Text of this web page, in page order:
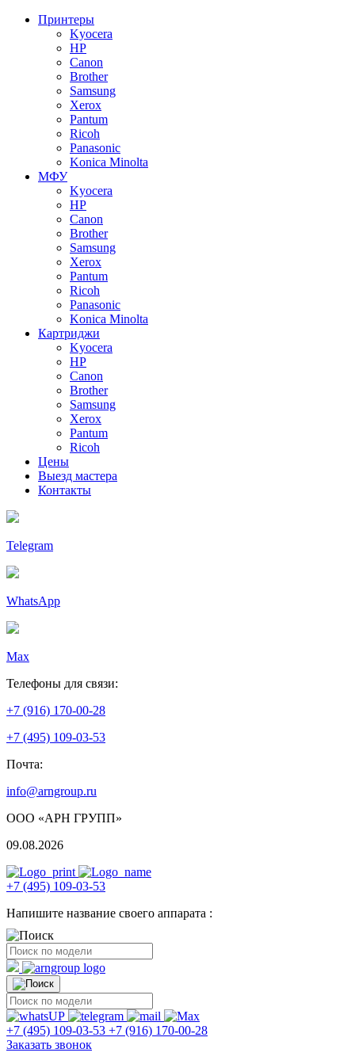
Принтеры
Kyocera
HP
Canon
Brother
Samsung
Xerox
Pantum
Ricoh
Panasonic
Konica Minolta
МФУ
Kyocera
HP
Canon
Brother
Samsung
Xerox
Pantum
Ricoh
Panasonic
Konica Minolta
Картриджи
Kyocera
HP
Canon
Brother
Samsung
Xerox
Pantum
Ricoh
Цены
Выезд мастера
Контакты
Telegram
WhatsApp
Max
Телефоны для связи:
+7 (916) 170-00-28
+7 (495) 109-03-53
Почта:
info@arngroup.ru
ООО «АРН ГРУПП»
09.08.2026
+7 (495) 109-03-53
Напишите название своего аппарата :
+7 (495) 109-03-53 +7 (916) 170-00-28
Заказать звонок